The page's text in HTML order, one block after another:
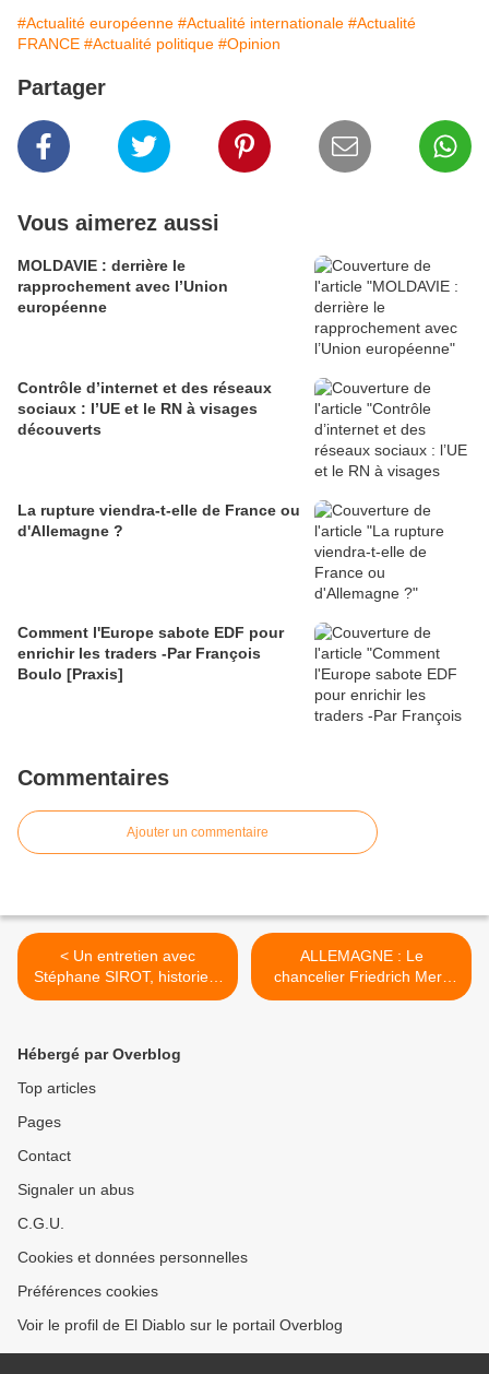
#Actualité européenne #Actualité internationale #Actualité
FRANCE #Actualité politique #Opinion
Partager
Vous aimerez aussi
MOLDAVIE : derrière le
rapprochement avec l’Union
européenne
Contrôle d’internet et des réseaux
sociaux : l’UE et le RN à visages
découverts
La rupture viendra-t-elle de France ou
d'Allemagne ?
Comment l'Europe sabote EDF pour
enrichir les traders -Par François
Boulo [Praxis]
Commentaires
Ajouter un commentaire
< Un entretien avec
Stéphane SIROT, historien,
spécialiste de la sociologie
relations sociales
ALLEMAGNE : Le
chancelier Friedrich Merz
est-il animé d’une
Hébergé par Overblog
Top articles
Pages
Contact
Signaler un abus
C.G.U.
Cookies et données personnelles
Préférences cookies
Voir le profil de El Diablo sur le portail Overblog